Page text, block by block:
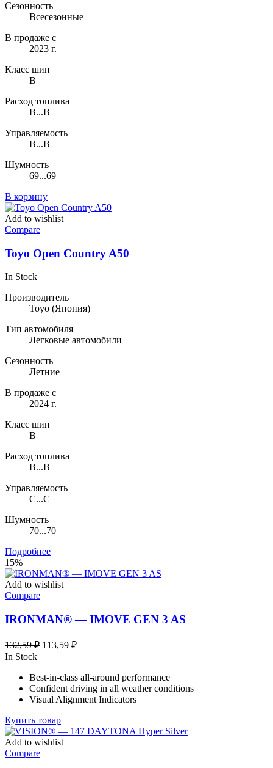
Сезонность
Всесезонные
В продаже с
2023 г.
Класс шин
B
Расход топлива
B...B
Управляемость
B...B
Шумность
69...69
В корзину
Add to wishlist
Compare
Toyo Open Country A50
In Stock
Производитель
Toyo (Япония)
Тип автомобиля
Легковые автомобили
Сезонность
Летние
В продаже с
2024 г.
Класс шин
B
Расход топлива
B...B
Управляемость
C...C
Шумность
70...70
Подробнее
15%
Add to wishlist
Compare
IRONMAN® — IMOVE GEN 3 AS
132,59₽ Первоначальная
132,59 ₽.
113,59 ₽Текущая
In Stock
Best-in-class all-around performance
Confident driving in all weather conditions
Visual Alignment Indicators
Купить товар
Add to wishlist
Compare